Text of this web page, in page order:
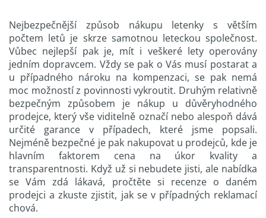
Nejbezpečnější způsob nákupu letenky s větším
počtem letů je skrze samotnou leteckou společnost.
Vůbec nejlepší pak je, mít i veškeré lety operovány
jedním dopravcem. Vždy se pak o Vás musí postarat a
u případného nároku na kompenzaci, se pak nemá
moc možností z povinnosti vykroutit. Druhým relativně
bezpečným způsobem je nákup u důvěryhodného
prodejce, který vše viditelně označí nebo alespoň dává
určité garance v případech, které jsme popsali.
Nejméně bezpečné je pak nakupovat u prodejců, kde je
hlavním faktorem cena na úkor kvality a
transparentnosti. Když už si nebudete jisti, ale nabídka
se Vám zdá lákavá, pročtěte si recenze o daném
prodejci a zkuste zjistit, jak se v případných reklamací
chová.